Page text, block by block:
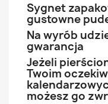
Sygnet
gustowne
Na wyrób
gwarancja
Jeżeli
Twoim
możesz go